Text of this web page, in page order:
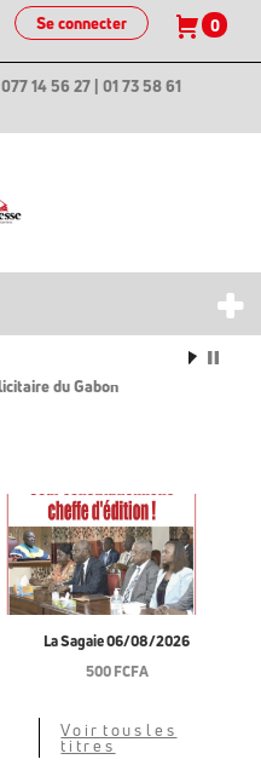
Se connecter 0
| 077 14 56 27 | 01 73 58 61
La Sagaie 06/08/2026
500 FCFA
Voir tous les
titres